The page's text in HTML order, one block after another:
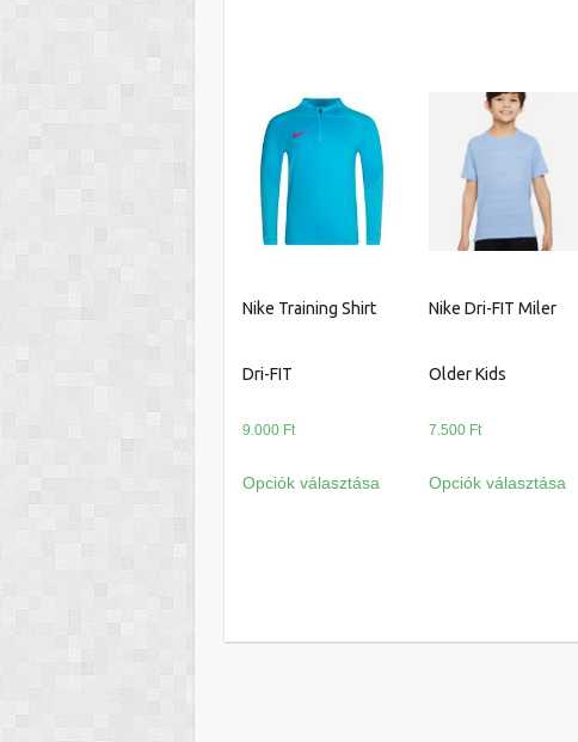
Nike Training Shirt
Dri-FIT
9.000 Ft
Opciók választása
a
A
Nike Dri-FIT Miler
Older Kids
7.500 Ft
Opciók választása
a
A